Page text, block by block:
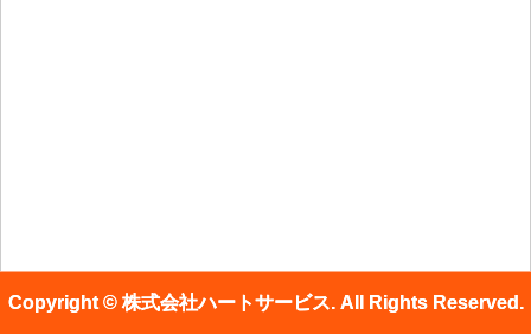
Copyright © 株式会社ハートサービス. All Rights Reserved.